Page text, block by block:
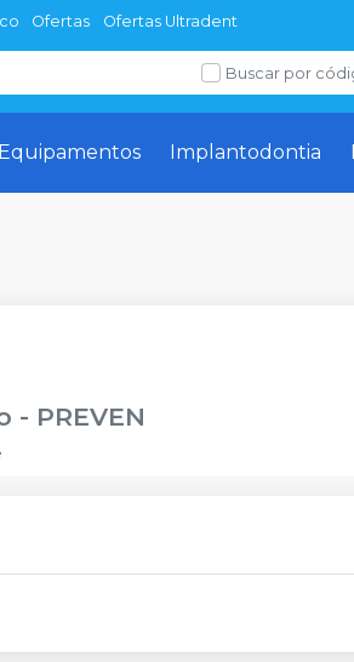
Ofertas Ofertas Ultradent
Buscar por
Equipamentos Implantodontia
- PREVEN